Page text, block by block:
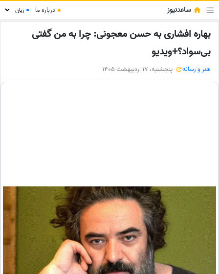
ساعدنیوز ● درباره ما ●
بهاره افشاری به حسن معجونی: چرا به من گفتی
بی‌سواد؟+ویدیو
هنر و رسانه پنجشنبه، 17 اردیبهشت 1405